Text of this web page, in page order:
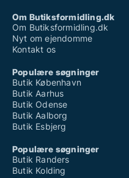
Om Butiksformidling.dk
Om Butiksformidling.dk
Nyt om ejendomme
Kontakt os
Populære søgninger
Butik København
Butik Aarhus
Butik Odense
Butik Aalborg
Butik Esbjerg
Populære søgninger
Butik Randers
Butik Kolding